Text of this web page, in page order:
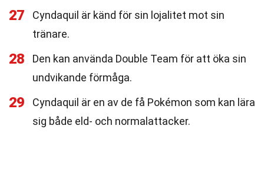
27
Cyndaquil är känd för sin lojalitet mot sin
tränare.
28
Den kan använda Double Team för att öka sin
undvikande förmåga.
29
Cyndaquil är en av de få Pokémon som kan lära
sig både eld- och normalattacker.